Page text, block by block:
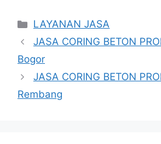
Categories
LAYANAN JASA
JASA CORING BETON
Bogor
JASA CORING BETON
Rembang